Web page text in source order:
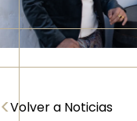
<Volver a Noticias